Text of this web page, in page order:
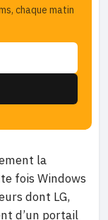
chaque matin
la
fois Windows
dont LG,
d’un portail